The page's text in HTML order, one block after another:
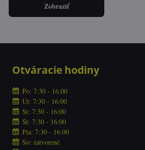
Zobraziť
Otváracie hodiny
Po: 7:30 - 16:00
Ut: 7:30 - 16:00
St: 7:30 - 16:00
Št: 7:30 - 16:00
Pia: 7:30 - 16:00
So: zatvorené